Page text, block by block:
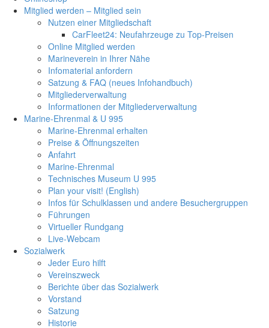
Mitglied werden – Mitglied sein
Nutzen einer Mitgliedschaft
CarFleet24: Neufahrzeuge zu Top-Preisen
Online Mitglied werden
Marineverein in Ihrer Nähe
Infomaterial anfordern
Satzung & FAQ (neues Infohandbuch)
Mitgliederverwaltung
Informationen der Mitgliederverwaltung
Marine-Ehrenmal & U 995
Marine-Ehrenmal erhalten
Preise & Öffnungszeiten
Anfahrt
Marine-Ehrenmal
Technisches Museum U 995
Plan your visit! (English)
Infos für Schulklassen und andere Besuchergruppen
Führungen
Virtueller Rundgang
Live-Webcam
Sozialwerk
Jeder Euro hilft
Vereinszweck
Berichte über das Sozialwerk
Vorstand
Satzung
Historie